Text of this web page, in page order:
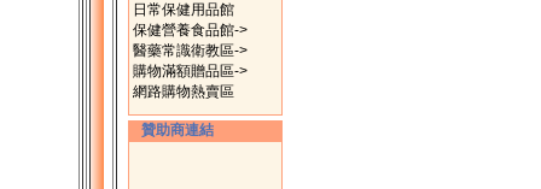
日常保健用品館
保健營養食品館->
醫藥常識衛教區->
購物滿額贈品區->
網路購物熱賣區
贊助商連結